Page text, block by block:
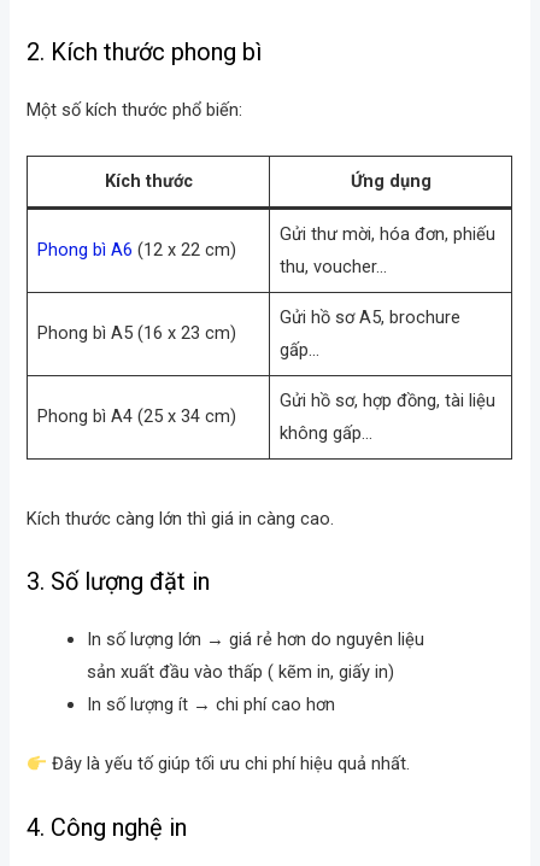
2. Kích thước phong bì
Một số kích thước phổ biến:
Kích thước Ứng dụng
Phong bì A6 (12 x 22 cm)
Gửi thư mời, hóa đơn, phiếu
thu, voucher…
Phong bì A5 (16 x 23 cm)
Gửi hồ sơ A5, brochure
gấp…
Phong bì A4 (25 x 34 cm)
Gửi hồ sơ, hợp đồng, tài liệu
không gấp…
Kích thước càng lớn thì giá in càng cao.
3. Số lượng đặt in
In số lượng lớn → giá rẻ hơn do nguyên liệu
sản xuất đầu vào thấp ( kẽm in, giấy in)
In số lượng ít → chi phí cao hơn
Đây là yếu tố giúp tối ưu chi phí hiệu quả nhất.
4. Công nghệ in